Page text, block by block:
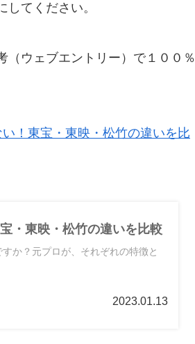
てください。
（ウェブエントリー）で１００％
！東宝・東映・松竹の違いを比
・東映・松竹の違いを比較
か？元プロが、それぞれの特徴と
2023.01.13